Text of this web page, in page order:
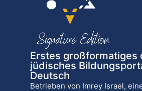
Erstes großformatiges
jüdisches
Deutsch
Betrieben von Imrey Israel,